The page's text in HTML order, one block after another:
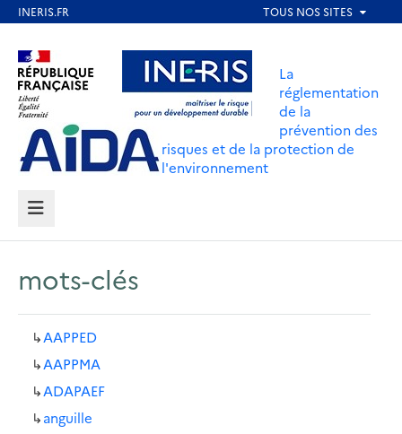
contenu
principal
Aller au contenu Aller au menu
Aller au pied de page
La
réglementation
de la
prévention des
risques et de la protection de
l'environnement
MENU
mots-clés
↳AAPPED
↳AAPPMA
↳ADAPAEF
↳anguille